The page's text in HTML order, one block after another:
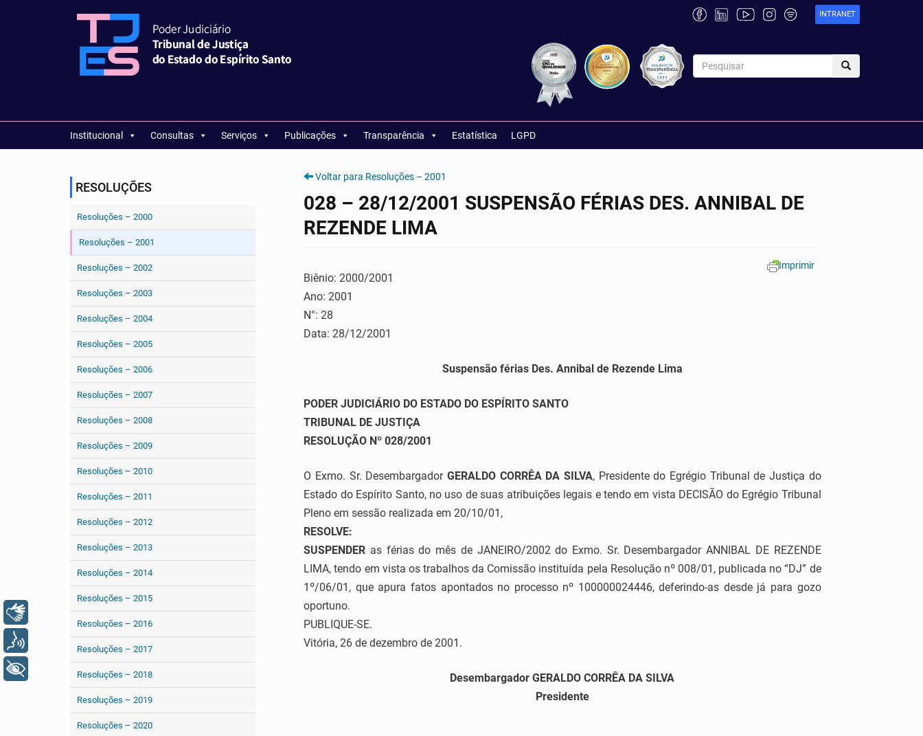
INTRANET
Institucional Consultas Serviços Publicações Transparência Estatística LGPD
RESOLUÇÕES
Resoluções – 2000
Resoluções – 2001
Resoluções – 2002
Resoluções – 2003
Resoluções – 2004
Resoluções – 2005
Resoluções – 2006
Resoluções – 2007
Resoluções – 2008
Resoluções – 2009
Resoluções – 2010
Resoluções – 2011
Resoluções – 2012
Resoluções – 2013
Resoluções – 2014
Resoluções – 2015
Resoluções – 2016
Resoluções – 2017
Resoluções – 2018
Resoluções – 2019
Resoluções – 2020
Voltar para Resoluções – 2001
028 – 28/12/2001 SUSPENSÃO FÉRIAS DES. ANNIBAL DE
REZENDE LIMA
Imprimir
Biênio: 2000/2001
Ano: 2001
N°: 28
Data: 28/12/2001
Suspensão férias Des. Annibal de Rezende Lima
PODER JUDICIÁRIO DO ESTADO DO ESPÍRITO SANTO
TRIBUNAL DE JUSTIÇA
RESOLUÇÃO Nº 028/2001
O Exmo. Sr. Desembargador GERALDO CORRÊA DA SILVA, Presidente do Egrégio Tribunal de Justiça do
Estado do Espírito Santo, no uso de suas atribuições legais e tendo em vista DECISÃO do Egrégio Tribunal
Pleno em sessão realizada em 20/10/01,
RESOLVE:
SUSPENDER as férias do mês de JANEIRO/2002 do Exmo. Sr. Desembargador ANNIBAL DE REZENDE
LIMA, tendo em vista os trabalhos da Comissão instituída pela Resolução nº 008/01, publicada no “DJ” de
1º/06/01, que apura fatos apontados no processo nº 100000024446, deferindo-as desde já para gozo
oportuno.
PUBLIQUE-SE.
Vitória, 26 de dezembro de 2001.
Desembargador GERALDO CORRÊA DA SILVA
Presidente
+ Acessibilidade